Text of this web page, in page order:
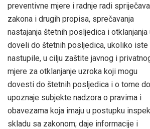
preventivne mjere i radnje radi
zakona i drugih propisa, sprečavanja
nastajanja štetnih posljedica i
doveli do štetnih posljedica, ukoliko iste
nastupile, u cilju zaštite javnog i
mjere za otklanjanje uzroka koji mogu
dovesti do štetnih posljedica i o tome
upoznaje subjekte nadzora o pravima i
obavezama koja imaju u postupku
skladu sa zakonom; daje informacije i